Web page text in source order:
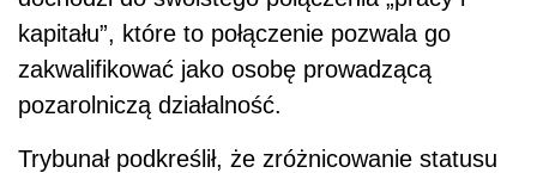
kapitału”, które to połączenie pozwala go
zakwalifikować jako osobę prowadzącą
pozarolniczą działalność.
Trybunał podkreślił, że zróżnicowanie statusu